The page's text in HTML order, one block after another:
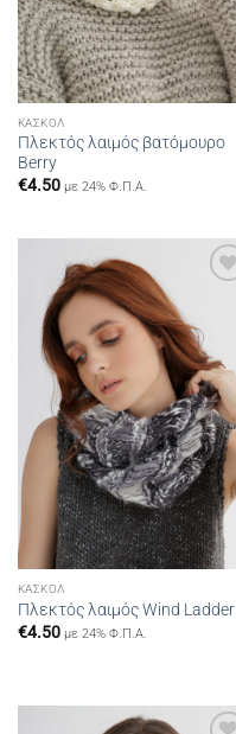
ΚΑΣΚΌΛ
Πλεκτός λαιμός βατόμουρο
Berry
€4.50 με 24% Φ.Π.Α.
ΚΑΣΚΌΛ
Πλεκτός λαιμός Wind Ladder
€4.50 με 24% Φ.Π.Α.